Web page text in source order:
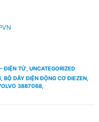
ĐIỆN TỬ, UNCATEGORIZED
, BỘ DÂY ĐIỆN ĐỘNG CƠ ĐIEZEN,
3887068,